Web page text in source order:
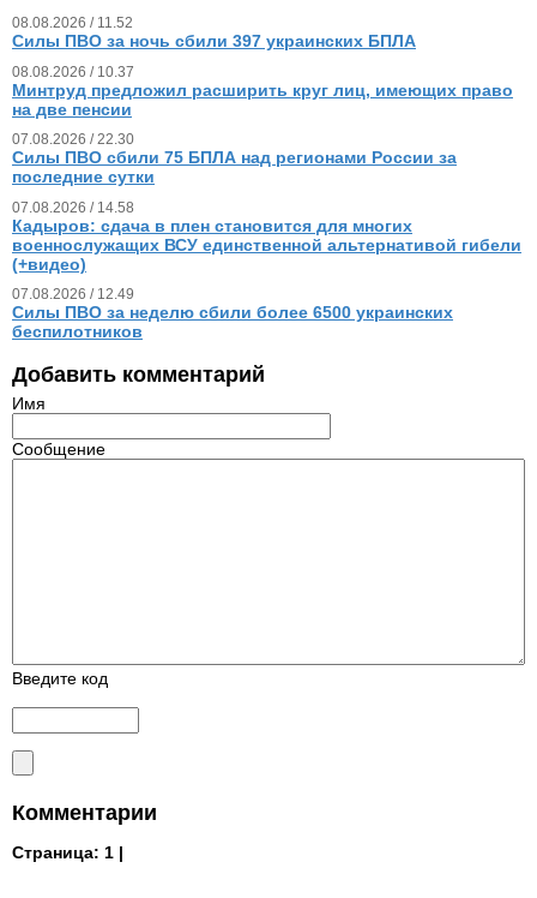
08.08.2026 / 11.52
Силы ПВО за ночь сбили 397 украинских БПЛА
08.08.2026 / 10.37
Минтруд предложил расширить круг лиц, имеющих право
на две пенсии
07.08.2026 / 22.30
Силы ПВО сбили 75 БПЛА над регионами России за
последние сутки
07.08.2026 / 14.58
Кадыров: сдача в плен становится для многих
военнослужащих ВСУ единственной альтернативой гибели
(+видео)
07.08.2026 / 12.49
Силы ПВО за неделю сбили более 6500 украинских
беспилотников
Добавить комментарий
Имя
Сообщение
Введите код
Комментарии
Страница: 1 |